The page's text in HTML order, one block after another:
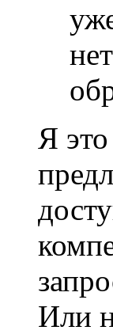
Я
Или